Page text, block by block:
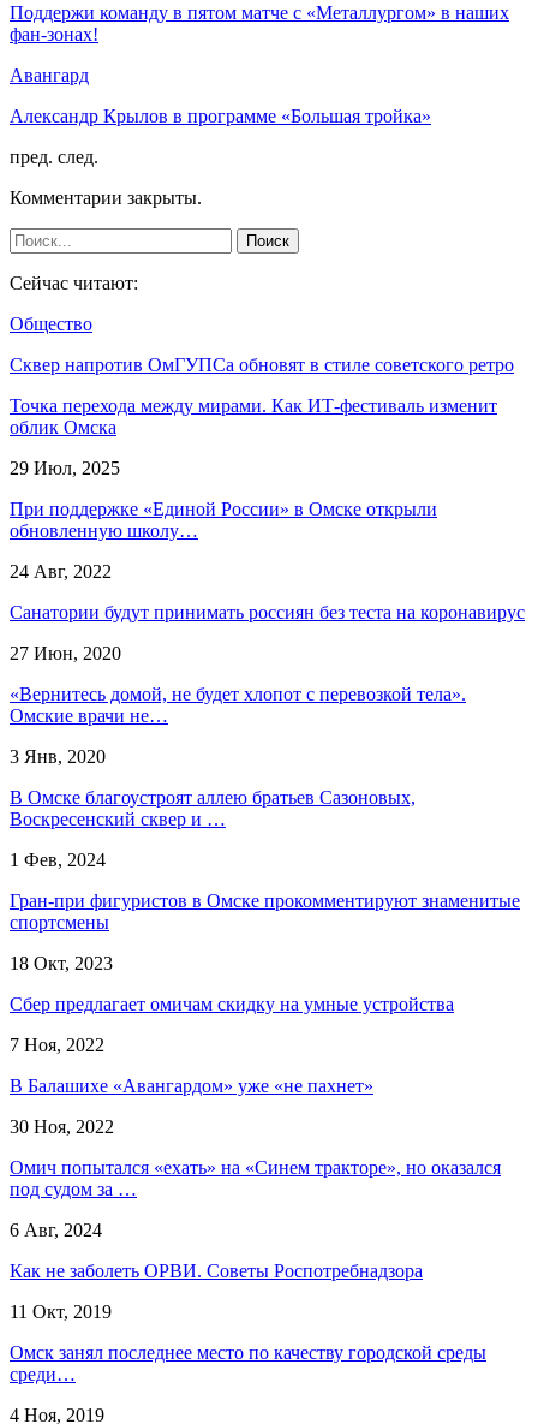
Поддержи команду в пятом матче с «Металлургом» в наших
фан-зонах!
Авангард
Александр Крылов в программе «Большая тройка»
пред. след.
Комментарии закрыты.
Сейчас читают:
Общество
Сквер напротив ОмГУПСа обновят в стиле советского ретро
Точка перехода между мирами. Как ИТ-фестиваль изменит
облик Омска
29 Июл, 2025
При поддержке «Единой России» в Омске открыли
обновленную школу…
24 Авг, 2022
Санатории будут принимать россиян без теста на коронавирус
27 Июн, 2020
«Вернитесь домой, не будет хлопот с перевозкой тела».
Омские врачи не…
3 Янв, 2020
В Омске благоустроят аллею братьев Сазоновых,
Воскресенский сквер и …
1 Фев, 2024
Гран-при фигуристов в Омске прокомментируют знаменитые
спортсмены
18 Окт, 2023
Сбер предлагает омичам скидку на умные устройства
7 Ноя, 2022
В Балашихе «Авангардом» уже «не пахнет»
30 Ноя, 2022
Омич попытался «ехать» на «Синем тракторе», но оказался
под судом за …
6 Авг, 2024
Как не заболеть ОРВИ. Советы Роспотребнадзора
11 Окт, 2019
Омск занял последнее место по качеству городской среды
среди…
4 Ноя, 2019